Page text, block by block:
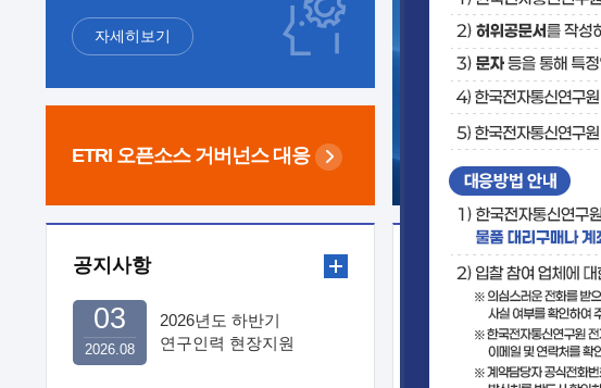
자세히보기
ETRI 오픈소스 거버넌스 대응
공지사항
2026년도 하반기
연구인력 현장지원
2026.08
03
보도자료